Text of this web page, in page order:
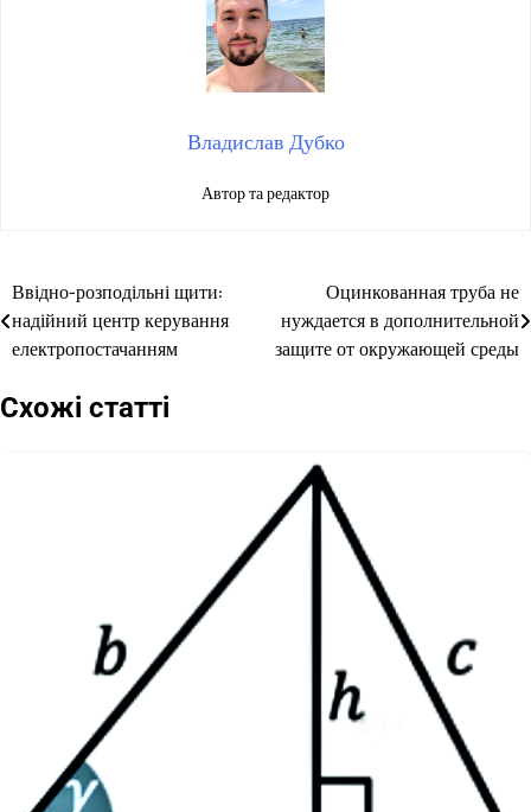
Владислав Дубко
Автор та редактор
Навігація
записів
Ввідно-розподільні щити:
надійний центр керування
електропостачанням
Оцинкованная труба не
нуждается в дополнительной
защите от окружающей среды
Схожі статті